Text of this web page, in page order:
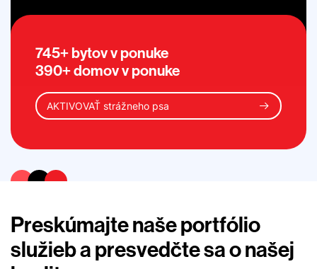
745+ bytov v ponuke
390+ domov v ponuke
AKTIVOVAŤ strážneho psa
Preskúmajte naše portfólio
služieb a presvedčte sa o našej